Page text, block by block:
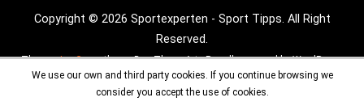
Copyright © 2026 Sportexperten - Sport Tipps. All Right
Reserved.
Theme :Inx Gametheme By aThemeArt - Proudly powered by WordPress.
We use our own and third party cookies. If you continue browsing we
consider you accept the use of cookies.